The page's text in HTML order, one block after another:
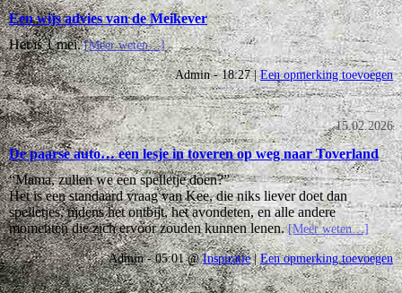
Een wijs advies van de Meikever
Het is 1 mei.[Meer weten…]
Admin - 18:27 |Een opmerking toevoegen
15.02.2026
De paarse auto… een lesje in toveren op weg naar Toverland
“Mama, zullen we een spelletje doen?”
Het is een standaard vraag van Kee, die niks liever doet dan
spelletjes, tijdens het ontbijt, het avondeten, en alle andere
momenten die zich ervoor zouden kunnen lenen.[Meer weten…]
Admin - 05:01 @Inspiratie|Een opmerking toevoegen